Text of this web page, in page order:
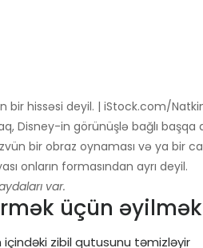
bir hissəsi deyil. | iStock.com/
Disney-in görünüşlə bağlı başqa
bir obraz oynaması və ya bir
onların formasından ayrı deyil.
var.
üçün